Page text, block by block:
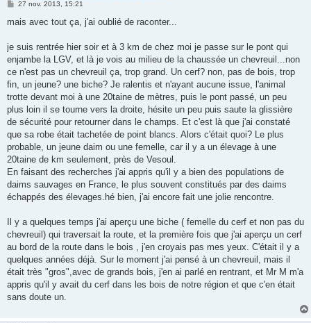
M
s
g
27 nov. 2013, 15:21
mais avec tout ça, j'ai oublié de raconter...
je suis rentrée hier soir et à 3 km de chez moi je passe sur le pont qui
enjambe la LGV, et là je vois au milieu de la chaussée un chevreuil...non
ce n'est pas un chevreuil ça, trop grand. Un cerf? non, pas de bois, trop
fin, un jeune? une biche? Je ralentis et n'ayant aucune issue, l'animal
trotte devant moi à une 20taine de mètres, puis le pont passé, un peu
plus loin il se tourne vers la droite, hésite un peu puis saute la glissière
de sécurité pour retourner dans le champs. Et c'est là que j'ai constaté
que sa robe était tachetée de point blancs. Alors c'était quoi? Le plus
probable, un jeune daim ou une femelle, car il y a un élevage à une
20taine de km seulement, près de Vesoul.
En faisant des recherches j'ai appris qu'il y a bien des populations de
daims sauvages en France, le plus souvent constitués par des daims
échappés des élevages.hé bien, j'ai encore fait une jolie rencontre.
Il y a quelques temps j'ai aperçu une biche ( femelle du cerf et non pas du
chevreuil) qui traversait la route, et la première fois que j'ai aperçu un cerf
au bord de la route dans le bois , j'en croyais pas mes yeux. C'était il y a
quelques années déjà. Sur le moment j'ai pensé à un chevreuil, mais il
était très "gros",avec de grands bois, j'en ai parlé en rentrant, et Mr M m'a
appris qu'il y avait du cerf dans les bois de notre région et que c'en était
sans doute un.